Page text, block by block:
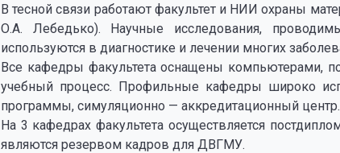
В тесной связи работают факультет и НИИ охраны
О.А. Лебедько). Научные исследования,
используются в диагностике и лечении многих
Все кафедры факультета оснащены компьютерами,
учебный процесс. Профильные кафедры широко
программы, симуляционно — аккредитационный
На 3 кафедрах факультета осуществляется
являются резервом кадров для ДВГМУ.